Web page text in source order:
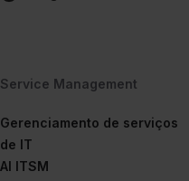
Service Management
Gerenciamento de serviços
de IT
AI ITSM